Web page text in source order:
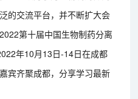
的交流平台，并不断扩大会
第十届中国生物制药分离
年10月13日-14日在成都
宾齐聚成都，分享学习最新